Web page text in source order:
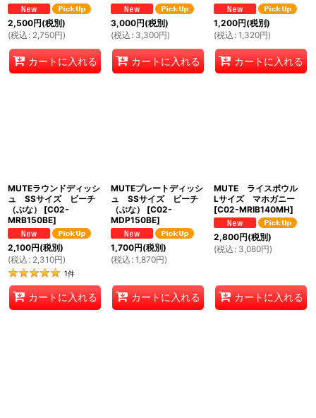
2,500円(税別)
(税込 : 2,750円)
カートに入れる
3,000円(税別)
(税込 : 3,300円)
カートに入れる
1,200円(税別)
(税込 : 1,320円)
カートに入れる
MUTEラウンドディッシ
ュ SSサイズ ビーチ
（ぶな）
[C02-
MRB150BE]
2,100円(税別)
(税込 : 2,310円)
1件
カートに入れる
MUTEプレートディッシ
ュ SSサイズ ビーチ
（ぶな）
[C02-
MDP150BE]
1,700円(税別)
(税込 : 1,870円)
カートに入れる
MUTE ライスボウル
Lサイズ マホガニー
[C02-MRIB140MH]
2,800円(税別)
(税込 : 3,080円)
カートに入れる